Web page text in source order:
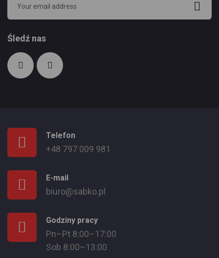
Śledź nas
Telefon
+48 797 009 981
E-mail
biuro@sabko.pl
Godziny pracy
Pn–Pt 8:00–17:00
Sob 8:00–13:00